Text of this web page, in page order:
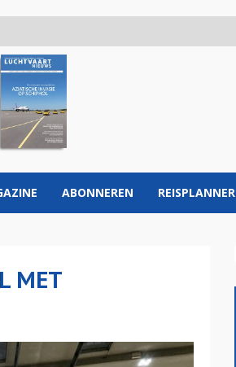
ABONNEREN REISPLANNER
MET